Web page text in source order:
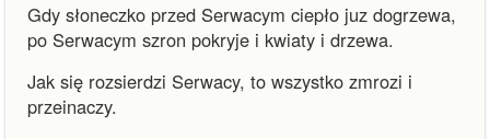
Gdy słoneczko przed Serwacym ciepło juz dogrzewa,
po Serwacym szron pokryje i kwiaty i drzewa.
Jak się rozsierdzi Serwacy, to wszystko zmrozi i
przeinaczy.